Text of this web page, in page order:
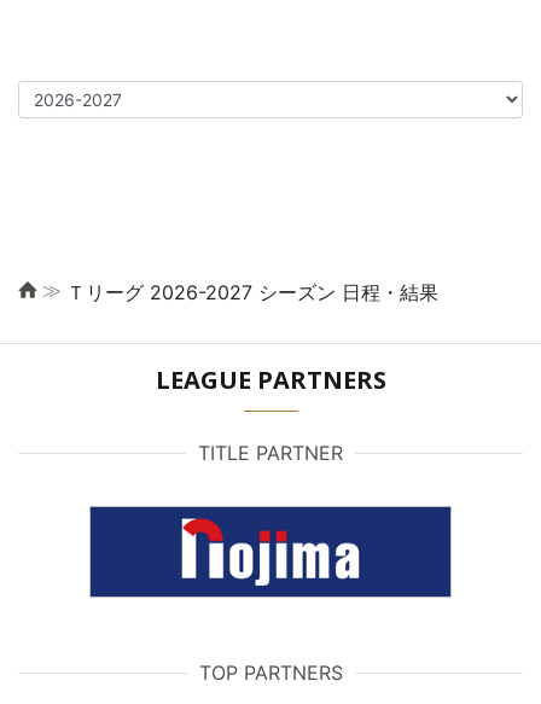
≫ Ｔリーグ 2026-2027 シーズン 日程・結果
LEAGUE PARTNERS
TITLE PARTNER
TOP PARTNERS